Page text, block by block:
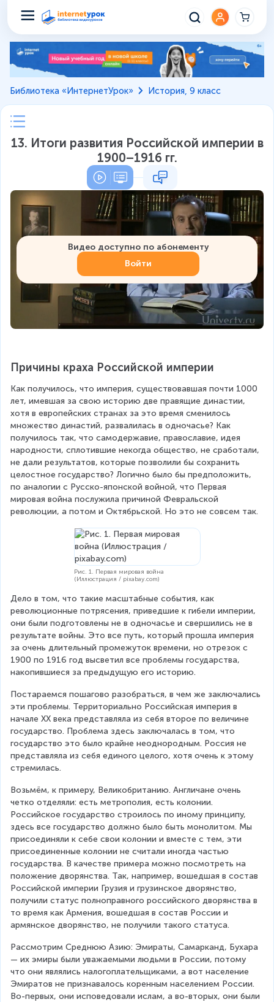
Библиотека «ИнтернетУрок» История, 9 класс
13. Итоги развития Российской империи в
1900–1916 гг.
Видео доступно по абонементу
Войти
Причины краха Российской империи
Как получилось, что империя, существовавшая почти 1000
лет, имевшая за свою историю две правящие династии,
хотя в европейских странах за это время сменилось
множество династий, развалилась в одночасье? Как
получилось так, что самодержавие, православие, идея
народности, сплотившие некогда общество, не сработали,
не дали результатов, которые позволили бы сохранить
целостное государство? Логично было бы предположить,
по аналогии с Русско-японской войной, что Первая
мировая война послужила причиной Февральской
революции, а потом и Октябрьской. Но это не совсем так.
Рис. 1. Первая мировая война
(Иллюстрация / pixabay.com)
Дело в том, что такие масштабные события, как
революционные потрясения, приведшие к гибели империи,
они были подготовлены не в одночасье и свершились не в
результате войны. Это все путь, который прошла империя
за очень длительный промежуток времени, но отрезок с
1900 по 1916 год высветил все проблемы государства,
накопившиеся за предыдущую его историю.
Постараемся пошагово разобраться, в чем же заключались
эти проблемы. Территориально Российская империя в
начале XX века представляла из себя второе по величине
государство. Проблема здесь заключалась в том, что
государство это было крайне неоднородным. Россия не
представляла из себя единого целого, хотя очень к этому
стремилась.
Возьмём, к примеру, Великобританию. Англичане очень
четко отделяли: есть метрополия, есть колонии.
Российское государство строилось по иному принципу,
здесь все государство должно было быть монолитом. Мы
присоединяли к себе свои колонии и вместе с тем, эти
присоединенные колонии не считали иногда частью
государства. В качестве примера можно посмотреть на
положение дворянства. Так, например, вошедшая в состав
Российской империи Грузия и грузинское дворянство,
получили статус полноправного российского дворянства в
то время как Армения, вошедшая в состав России и
армянское дворянство, не получили такого статуса.
Рассмотрим Среднюю Азию: Эмираты, Самарканд, Бухара
— их эмиры были уважаемыми людьми в России, потому
что они являлись налогоплательщиками, а вот население
Эмиратов не признавалось коренным населением России.
Во-первых, они исповедовали ислам, а во-вторых, они были